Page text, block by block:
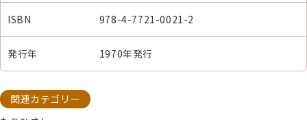
ISBN 978-4-7721-0021-2
発行年 1970年発行
関連カテゴリー